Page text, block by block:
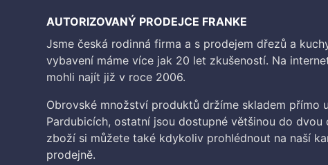
AUTORIZOVANÝ PRODEJCE FRANKE
Jsme česká rodinná firma a s prodejem dřezů a
vybavení máme více jak 20 let zkušeností. Na
mohli najít již v roce 2006.
Obrovské množství produktů držíme skladem přímo
Pardubicích, ostatní jsou dostupné většinou do dvou
zboží si můžete také kdykoliv prohlédnout na naší
prodejně.